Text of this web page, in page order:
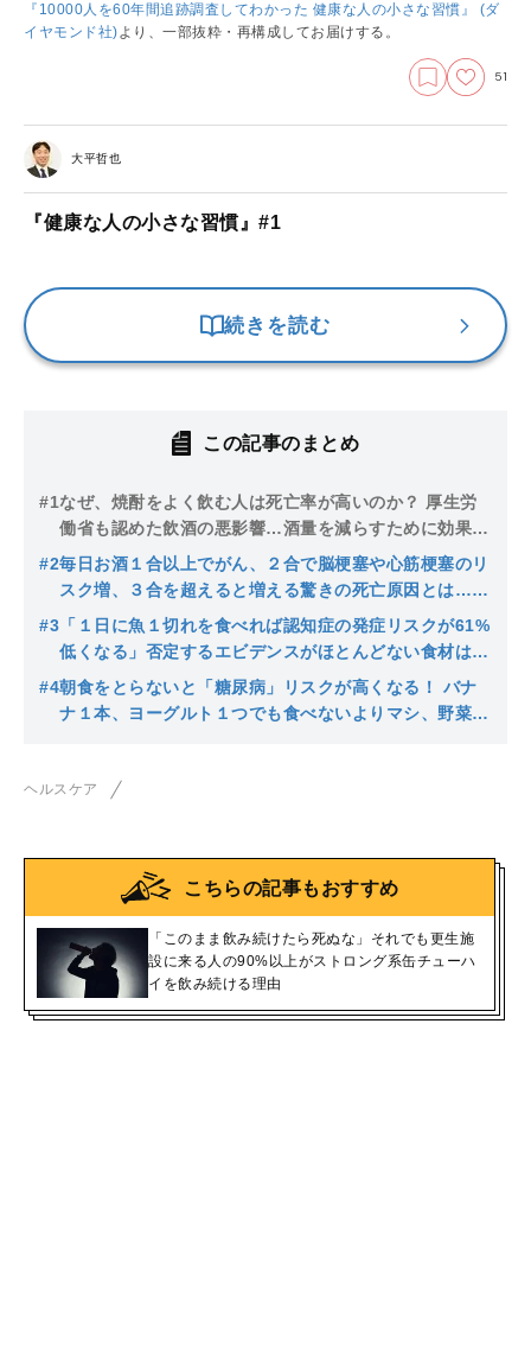
『10000人を60年間追跡調査してわかった 健康な人の小さな習慣』 (ダ
イヤモンド社)より、一部抜粋・再構成してお届けする。
51
大平哲也
『健康な人の小さな習慣』#1
続きを読む
この記事のまとめ
#1なぜ、焼酎をよく飲む人は死亡率が高いのか？ 厚生労
働省も認めた飲酒の悪影響…酒量を減らすために効果抜
群の飲み物とは
#2毎日お酒１合以上でがん、２合で脳梗塞や心筋梗塞のリ
スク増、３合を超えると増える驚きの死亡原因とは…お
酒好きなら知っておきたい飲酒のリスク
#3 「１日に魚１切れを食べれば認知症の発症リスクが61%
低くなる」否定するエビデンスがほとんどない食材は魚
とあともうひとつ…世界最長の統計研究が見つけた健康
になれる習慣
#4朝食をとらないと「糖尿病」リスクが高くなる！ バナ
ナ１本、ヨーグルト１つでも食べないよりマシ、野菜ジ
ヘルスケア
こちらの記事もおすすめ
「このまま飲み続けたら死ぬな」それでも更生施
設に来る人の90%以上がストロング系缶チューハ
イを飲み続ける理由